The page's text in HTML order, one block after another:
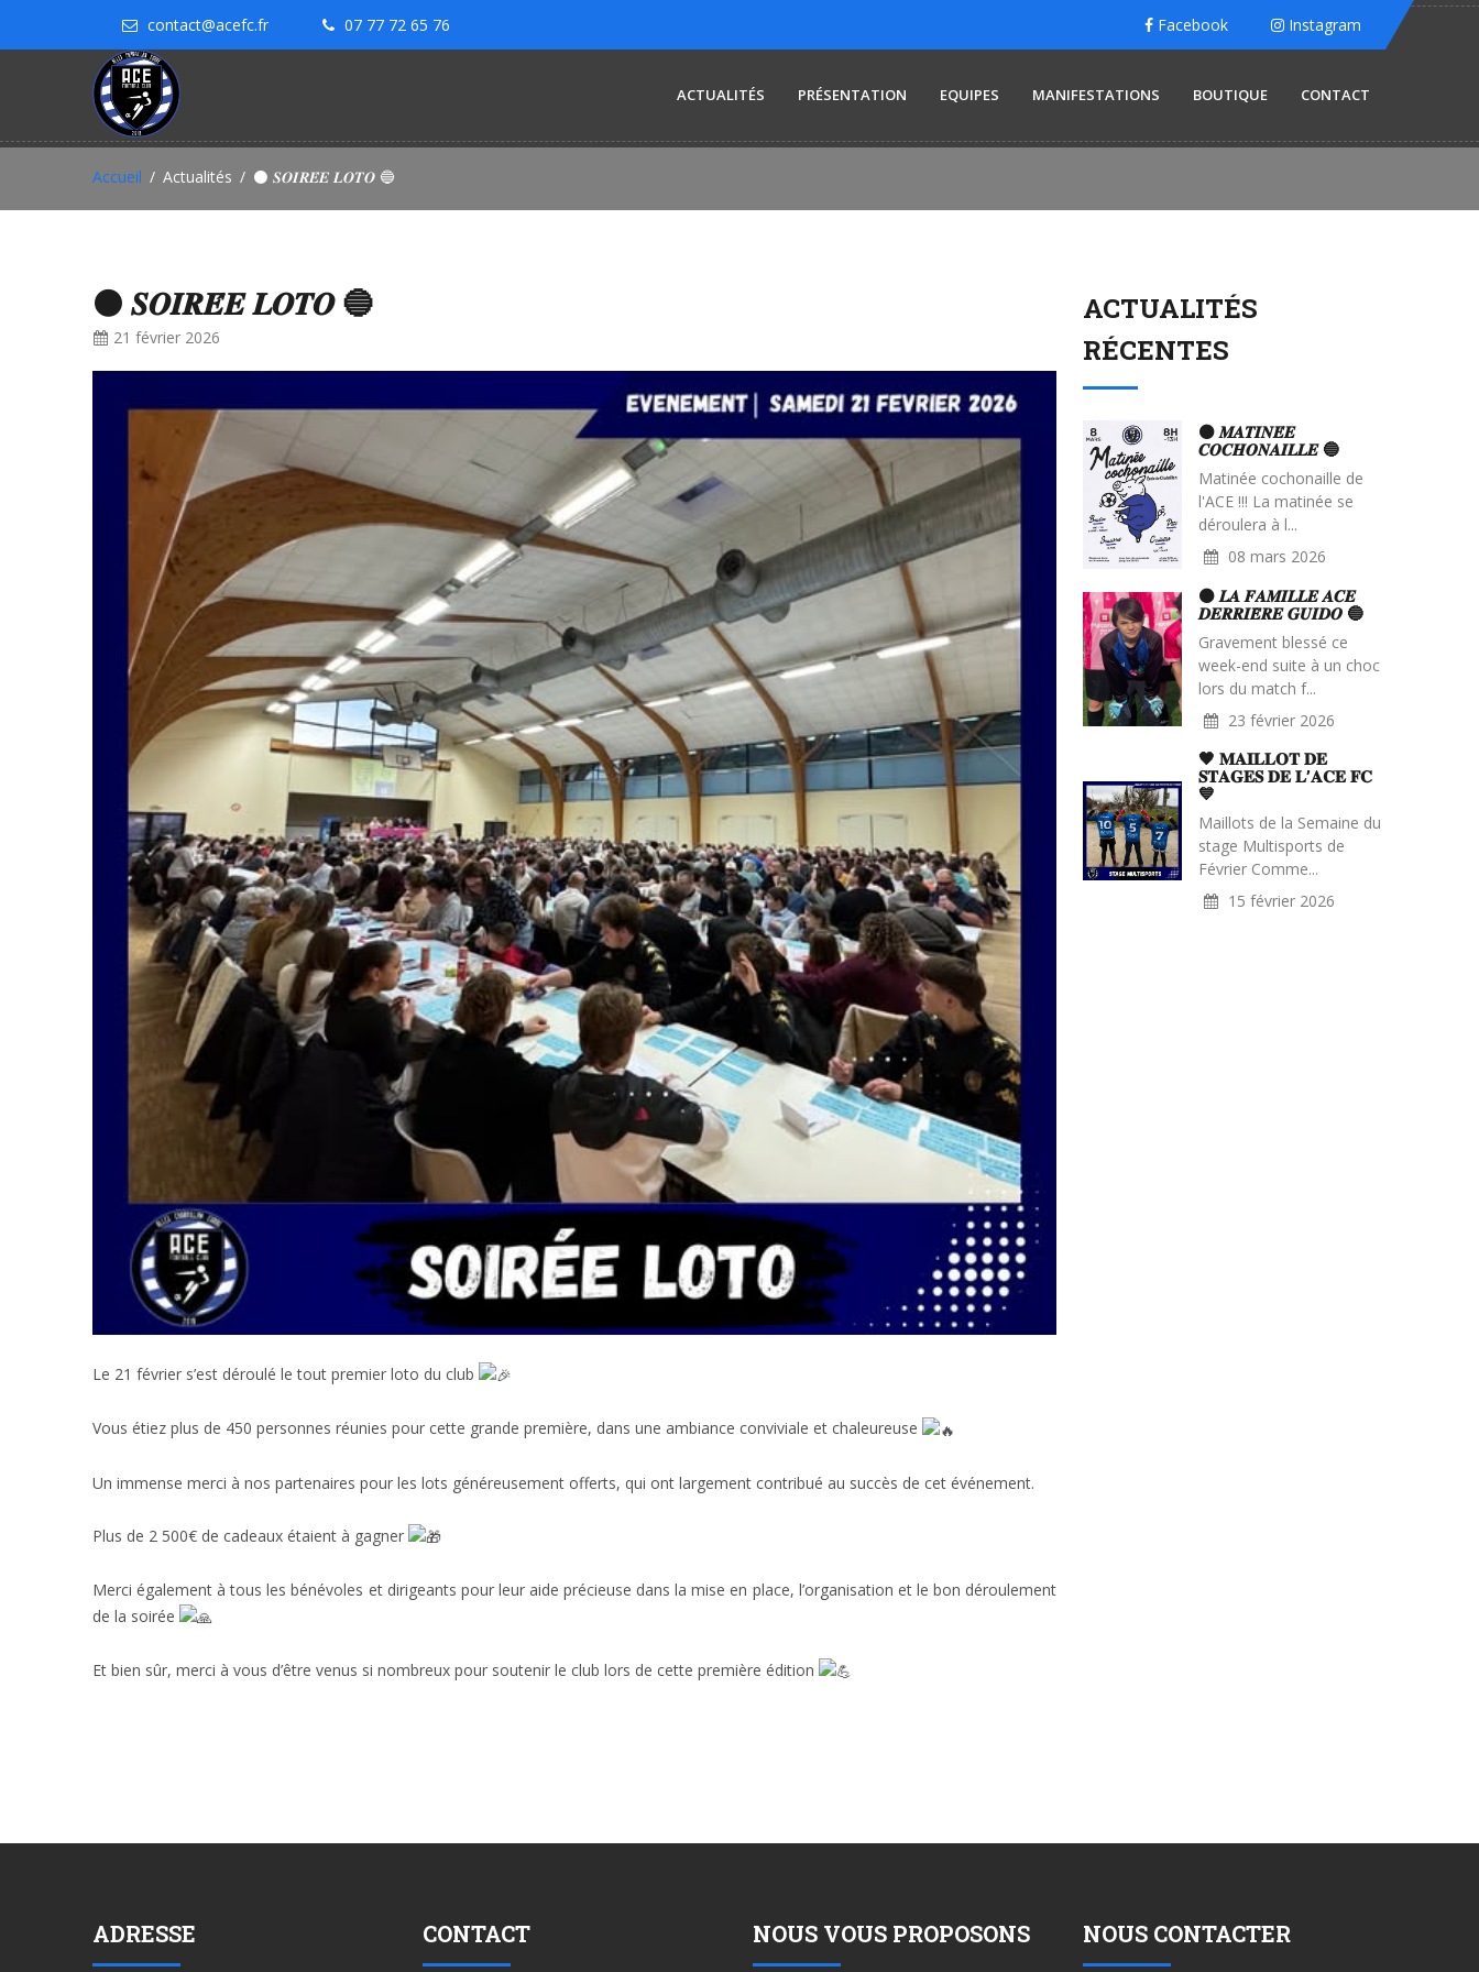
contact@acefc.fr 07 77 72 65 76 Facebook Instagram
ACTUALITÉS PRÉSENTATION EQUIPES MANIFESTATIONS BOUTIQUE CONTACT
Accueil Actualités ⚫️ 𝑺𝑶𝑰𝑹𝑬́𝑬 𝑳𝑶𝑻𝑶 🔵
⚫️ 𝑺𝑶𝑰𝑹𝑬́𝑬 𝑳𝑶𝑻𝑶 🔵
21 février 2026
Le 21 février s’est déroulé le tout premier loto du club
Vous étiez plus de 450 personnes réunies pour cette grande première, dans une ambiance conviviale et chaleureuse
Un immense merci à nos partenaires pour les lots généreusement offerts, qui ont largement contribué au succès de cet événement.
Plus de 2 500€ de cadeaux étaient à gagner
Merci également à tous les bénévoles et dirigeants pour leur aide précieuse dans la mise en place, l’organisation et le bon déroulement
de la soirée
Et bien sûr, merci à vous d’être venus si nombreux pour soutenir le club lors de cette première édition
ACTUALITÉS
RÉCENTES
⚫️ 𝑴𝑨𝑻𝑰𝑵𝑬́𝑬
𝑪𝑶𝑪𝑯𝑶𝑵𝑨𝑰𝑳𝑳𝑬 🔵
Matinée cochonaille de
l'ACE !!! La matinée se
déroulera à l...
08 mars 2026
⚫️ 𝑳𝑨 𝑭𝑨𝑴𝑰𝑳𝑳𝑬 𝑨𝑪𝑬
𝑫𝑬𝑹𝑹𝑰𝑬̀𝑹𝑬 𝑮𝑼𝑰𝑫𝑶 🔵
Gravement blessé ce
week-end suite à un choc
lors du match f...
23 février 2026
🖤 𝐌𝐀𝐈𝐋𝐋𝐎𝐓 𝐃𝐄
𝐒𝐓𝐀𝐆𝐄𝐒 𝐃𝐄 𝐋’𝐀𝐂𝐄 𝐅𝐂
💙
Maillots de la Semaine du
stage Multisports de
Février Comme...
15 février 2026
ADRESSE CONTACT NOUS VOUS PROPOSONS NOUS CONTACTER